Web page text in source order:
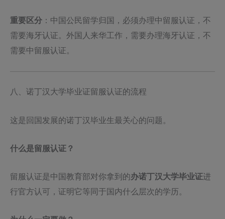
重要区分 ：中国公民留学归国，必须办理中留服认证，不
需要海牙认证。外国人来华工作，需要办理海牙认证，不
需要中留服认证。
八、诺丁汉大学毕业证留服认证的流程
这是回国发展的诺丁汉毕业生最关心的问题。
什么是留服认证？
留服认证是中国教育部对你拿到的办诺丁汉大学毕业证进
行官方认可，证明它等同于国内什么层次的学历。